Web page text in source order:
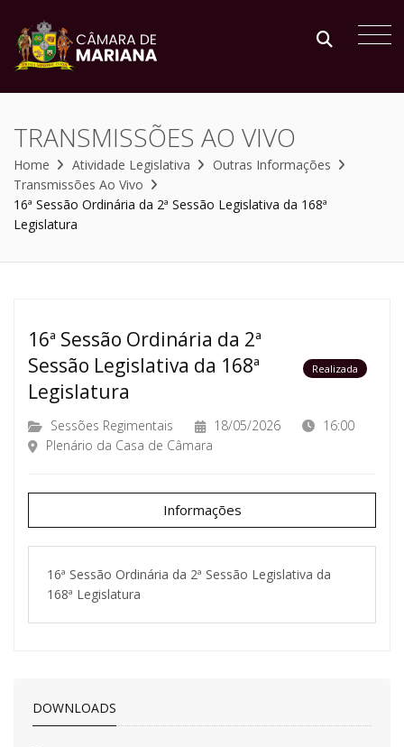
TRANSMISSÕES AO VIVO
Home Atividade Legislativa
Outras Informações
Transmissões Ao Vivo
16ª Sessão Ordinária da 2ª Sessão Legislativa da 168ª
Legislatura
16ª Sessão Ordinária da 2ª
Sessão Legislativa da 168ª
Legislatura
Realizada
Sessões Regimentais 18/05/2026
16:00
Plenário da Casa de Câmara
Informações
16ª Sessão Ordinária da 2ª Sessão Legislativa da
168ª Legislatura
DOWNLOADS